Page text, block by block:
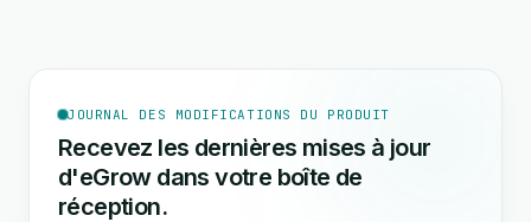
JOURNAL DES MODIFICATIONS DU PRODUIT
Recevez les dernières mises à jour
d'eGrow dans votre boîte de
réception.